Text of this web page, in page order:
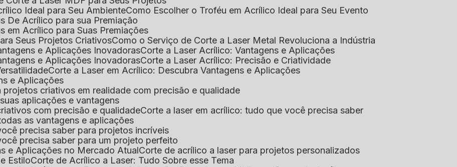
Ideal para Seu Ambiente
Como Escolher o Troféu em Acrílico Ideal para Seu Evento
De Acrílico para sua Premiação
em Acrílico para Suas Premiações
Seus Projetos Criativos
Como o Serviço de Corte a Laser Metal Revoluciona a Indústria
e Aplicações Inovadoras
Corte a Laser Acrílico: Vantagens e Aplicações
e Aplicações Inovadoras
Corte a Laser Acrílico: Precisão e Criatividade
Corte a Laser em Acrílico: Descubra Vantagens e Aplicações
e Aplicações
projetos criativos em realidade com precisão e qualidade
aplicações e vantagens
com precisão e qualidade
Corte a laser em acrílico: tudo que você precisa saber
as vantagens e aplicações
precisa saber para projetos incríveis
precisa saber para um projeto perfeito
e Aplicações no Mercado Atual
Corte de acrílico a laser para projetos personalizados
Estilo
Corte de Acrílico a Laser: Tudo Sobre esse Tema